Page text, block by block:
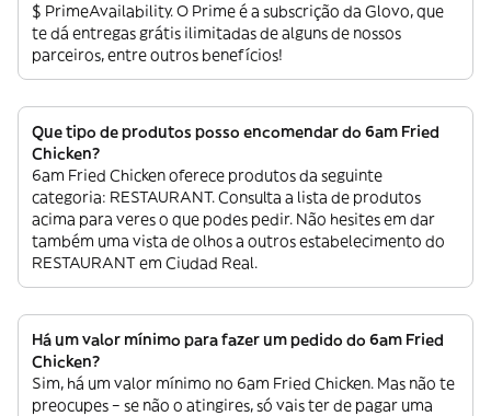
$ PrimeAvailability. O Prime é a subscrição da Glovo, que
te dá entregas grátis ilimitadas de alguns de nossos
parceiros, entre outros benefícios!
Que tipo de produtos posso encomendar do 6am Fried
Chicken?
6am Fried Chicken oferece produtos da seguinte
categoria: RESTAURANT. Consulta a lista de produtos
acima para veres o que podes pedir. Não hesites em dar
também uma vista de olhos a outros estabelecimento do
RESTAURANT em Ciudad Real.
Há um valor mínimo para fazer um pedido do 6am Fried
Chicken?
Sim, há um valor mínimo no 6am Fried Chicken. Mas não te
preocupes – se não o atingires, só vais ter de pagar uma